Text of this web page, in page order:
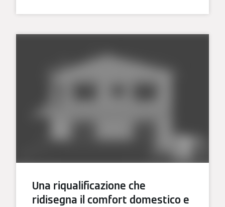
Una riqualificazione che
ridisegna il comfort domestico e